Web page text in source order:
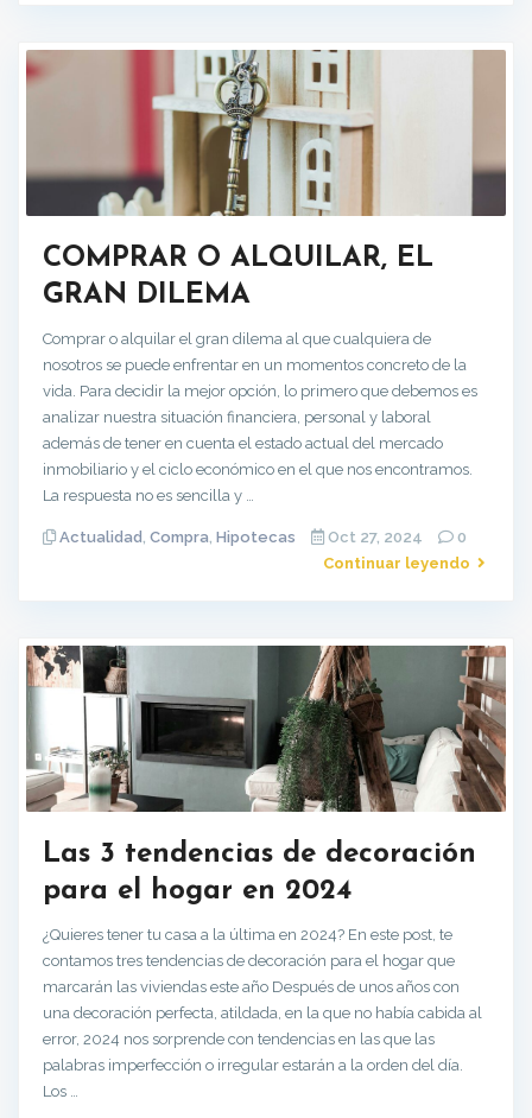
COMPRAR O ALQUILAR, EL
GRAN DILEMA
Comprar o alquilar el gran dilema al que cualquiera de
nosotros se puede enfrentar en un momentos concreto de la
vida. Para decidir la mejor opción, lo primero que debemos es
analizar nuestra situación financiera, personal y laboral
además de tener en cuenta el estado actual del mercado
inmobiliario y el ciclo económico en el que nos encontramos.
La respuesta no es sencilla y …
Actualidad, Compra, Hipotecas Oct 27, 2024
0
Continuar leyendo
Las 3 tendencias de decoración
para el hogar en 2024
¿Quieres tener tu casa a la última en 2024? En este post, te
contamos tres tendencias de decoración para el hogar que
marcarán las viviendas este año Después de unos años con
una decoración perfecta, atildada, en la que no había cabida al
error, 2024 nos sorprende con tendencias en las que las
palabras imperfección o irregular estarán a la orden del día.
Los …